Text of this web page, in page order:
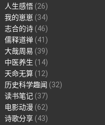
人生感悟 (26)
我的崽崽 (34)
志合的诗 (46)
儒释道禅 (41)
大哉周易 (39)
中医养生 (14)
天命无算 (12)
历史科学趣闻 (32)
读书笔记 (37)
电影动漫 (62)
诗歌分享 (43)